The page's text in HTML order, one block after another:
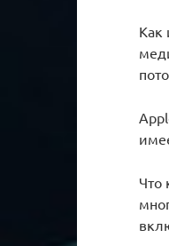
Как
Что